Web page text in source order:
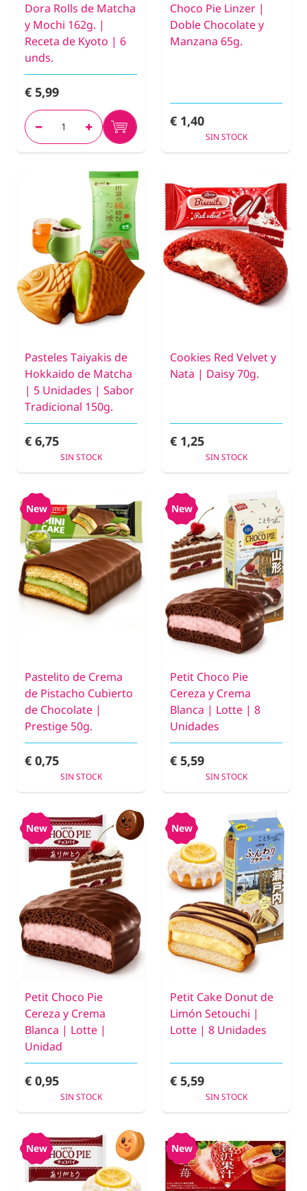
Dora Rolls de Matcha
y Mochi 162g. |
Receta de Kyoto | 6
unds.
€ 5,99
Choco Pie Linzer |
Doble Chocolate y
Manzana 65g.
€ 1,40
SIN STOCK
Pasteles Taiyakis de
Hokkaido de Matcha
| 5 Unidades | Sabor
Tradicional 150g.
€ 6,75
SIN STOCK
Cookies Red Velvet y
Nata | Daisy 70g.
€ 1,25
SIN STOCK
New
Pastelito de Crema
de Pistacho Cubierto
de Chocolate |
Prestige 50g.
€ 0,75
SIN STOCK
New
Petit Choco Pie
Cereza y Crema
Blanca | Lotte | 8
Unidades
€ 5,59
SIN STOCK
New
Petit Choco Pie
Cereza y Crema
Blanca | Lotte |
Unidad
€ 0,95
SIN STOCK
New
Petit Cake Donut de
Limón Setouchi |
Lotte | 8 Unidades
€ 5,59
SIN STOCK
New New